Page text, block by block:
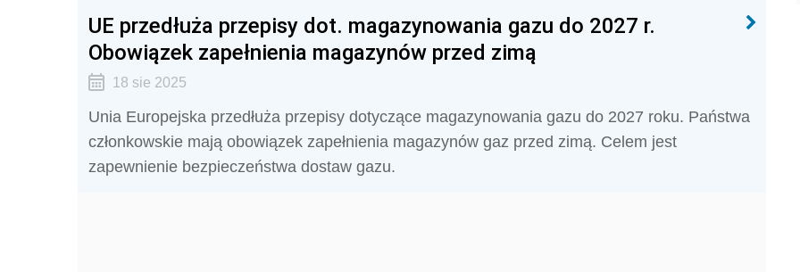
UE przedłuża przepisy dot. magazynowania gazu do 2027 r.
Obowiązek zapełnienia magazynów przed zimą
18 sie 2025
Unia Europejska przedłuża przepisy dotyczące magazynowania gazu do 2027 roku. Państwa
członkowskie mają obowiązek zapełnienia magazynów gaz przed zimą. Celem jest
zapewnienie bezpieczeństwa dostaw gazu.